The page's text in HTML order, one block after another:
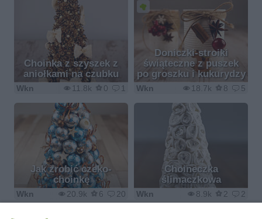
Choinka z szyszek z
aniołkami na czubku
11.8k 0 1
Wkn
Doniczki-stroiki
świąteczne z puszek
po groszku i kukurydzy
18.7k 8 5
Wkn
Jak zrobić czeko-
choinkę
20.9k 6 20
Wkn
Choineczka
ślimaczkowa
8.9k 2 2
Wkn